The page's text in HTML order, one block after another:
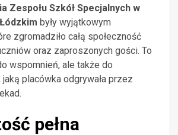
Zespołu Szkół Specjalnych w
były wyjątkowym
zgromadziło całą społeczność
oraz zaproszonych gości. To
wspomnień, ale także do
placówka odgrywała przez
pełna